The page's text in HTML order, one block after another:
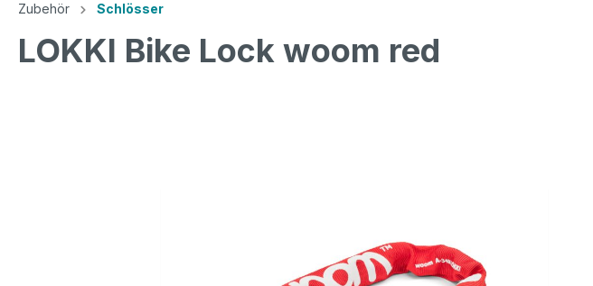
Zubehör Schlösser
LOKKI Bike Lock woom red